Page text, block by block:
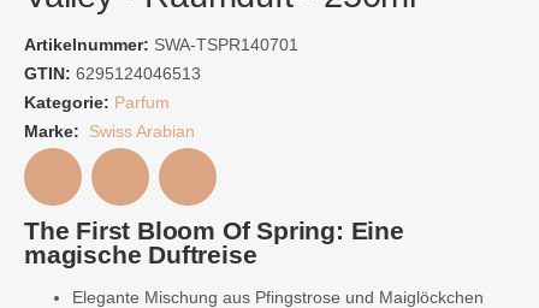
Artikelnummer: SWA-TSPR140701
GTIN: 6295124046513
Kategorie: Parfum
Marke:
Swiss Arabian
The First Bloom Of Spring: Eine
magische Duftreise
Elegante Mischung aus Pfingstrose und Maiglöckchen